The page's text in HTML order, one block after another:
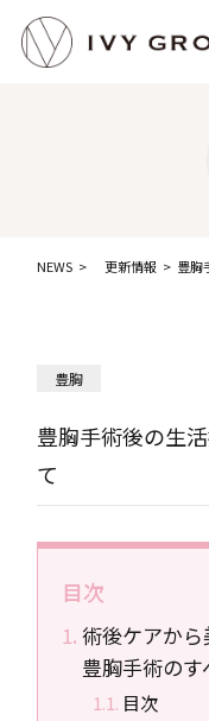
NEWS 更新情報 豊胸
豊胸
豊胸手術後の生
て
目次
術後ケアか
豊胸手術のす
目次